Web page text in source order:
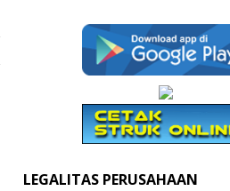
LEGALITAS PERUSAHAAN